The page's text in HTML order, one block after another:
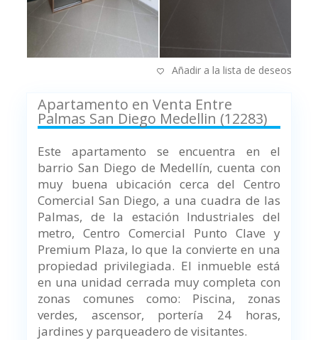
Añadir a la lista de deseos
Apartamento en Venta Entre
Palmas San Diego Medellin (12283)
Este apartamento se encuentra en el
barrio San Diego de Medellín, cuenta con
muy buena ubicación cerca del Centro
Comercial San Diego, a una cuadra de las
Palmas, de la estación Industriales del
metro, Centro Comercial Punto Clave y
Premium Plaza, lo que la convierte en una
propiedad privilegiada. El inmueble está
en una unidad cerrada muy completa con
zonas comunes como: Piscina, zonas
verdes, ascensor, portería 24 horas,
jardines y parqueadero de visitantes.